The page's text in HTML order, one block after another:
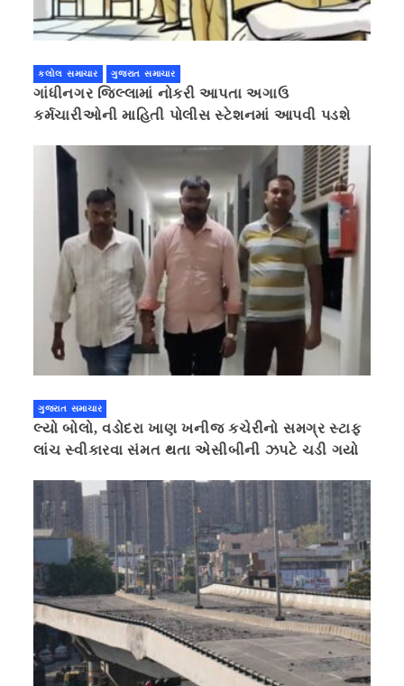
કલોલ સમાચાર ગુજરાત સમાચાર
ગાંધીનગર જિલ્લામાં નોકરી આપતા અગાઉ
કર્મચારીઓની માહિતી પોલીસ સ્ટેશનમાં આપવી પડશે
ગુજરાત સમાચાર
લ્યો બોલો, વડોદરા ખાણ ખનીજ કચેરીનો સમગ્ર સ્ટાફ
લાંચ સ્વીકારવા સંમત થતા એસીબીની ઝપટે ચડી ગયો